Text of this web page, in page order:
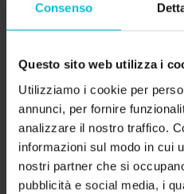
Consenso
Questo sito web utilizza i
Utilizziamo i cookie per
annunci, per fornire
analizzare il nostro traffico.
informazioni sul modo in cui
nostri partner che si
pubblicità e social media, i
Barefoot Flow, Body
SOLO attività outdoor
Le esperienze complete Terme